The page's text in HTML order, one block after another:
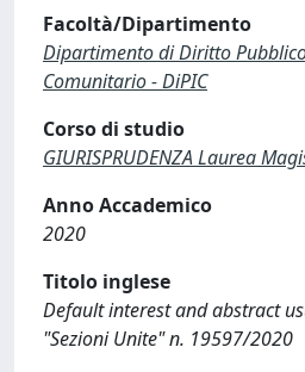
Facoltà/Dipartimento
Dipartimento di Diritto
Comunitario - DiPIC
Corso di studio
GIURISPRUDENZA Laurea
Anno Accademico
2020
Titolo inglese
Default interest and abstract
"Sezioni Unite" n. 19597/2020